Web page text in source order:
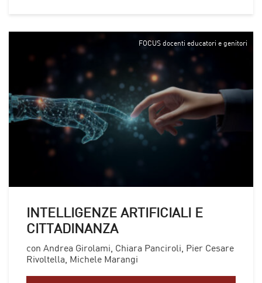
FOCUS docenti educatori e genitori
INTELLIGENZE ARTIFICIALI E
CITTADINANZA
con Andrea Girolami, Chiara Panciroli, Pier Cesare
Rivoltella, Michele Marangi